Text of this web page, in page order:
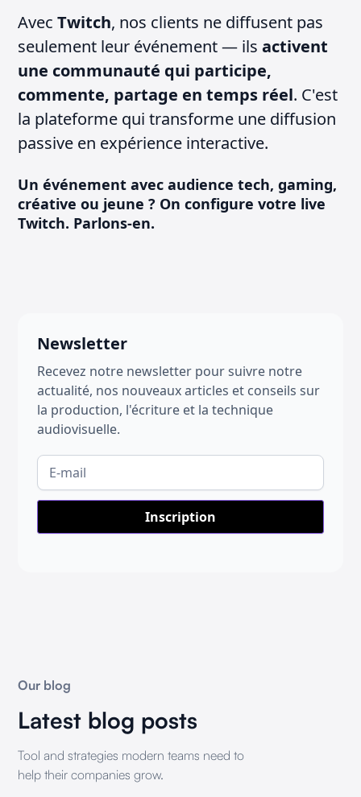
AvecTwitch, nos clients ne diffusent pas
seulement leur événement — ilsactivent
une communauté qui participe,
commente, partage en temps réel. C'est
la plateforme qui transforme une diffusion
passive en expérience interactive.
Un événement avec audience tech, gaming,
créative ou jeune ? On configure votre live
Twitch. Parlons-en.
Newsletter
Recevez notre newsletter pour suivre notre
actualité, nos nouveaux articles et conseils sur
la production, l'écriture et la technique
audiovisuelle.
Our blog
Latest blog posts
Tool and strategies modern teams need to
help their companies grow.